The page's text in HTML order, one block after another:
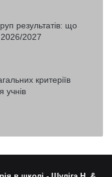
результатів: що
2026/2027
критеріїв
учнів